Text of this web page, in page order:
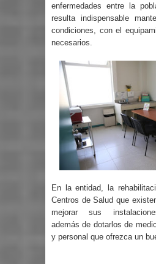
enfermedades entre la
resulta indispensable
condiciones, con el
necesarios.
En la entidad, la
Centros de Salud que
mejorar sus
además de dotarlos de
y personal que ofrezca un